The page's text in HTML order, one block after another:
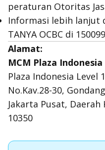
peraturan Otoritas
Informasi lebih lanjut
TANYA OCBC di
Alamat:
MCM Plaza Indonesia
Plaza Indonesia Level
No.Kav.28-30,
Jakarta Pusat,
10350